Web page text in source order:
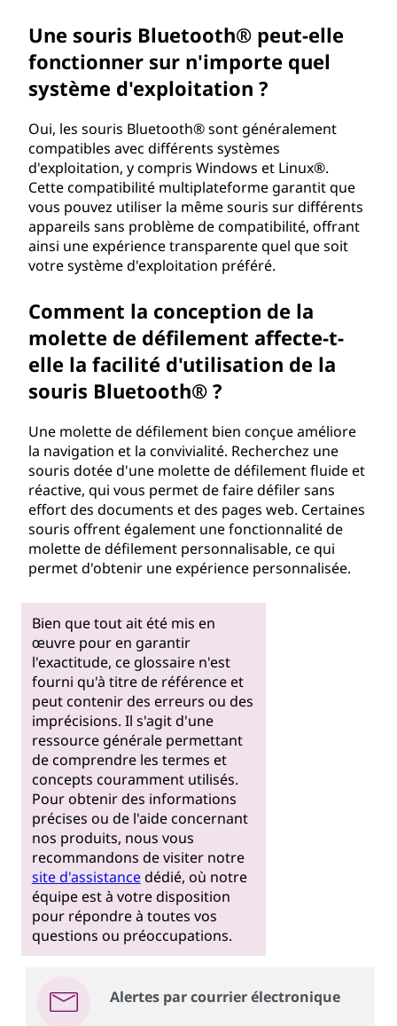
Une souris Bluetooth® peut-elle
fonctionner sur n'importe quel
système d'exploitation ?
Oui, les souris Bluetooth® sont généralement
compatibles avec différents systèmes
d'exploitation, y compris Windows et Linux®.
Cette compatibilité multiplateforme garantit que
vous pouvez utiliser la même souris sur différents
appareils sans problème de compatibilité, offrant
ainsi une expérience transparente quel que soit
votre système d'exploitation préféré.
Comment la conception de la
molette de défilement affecte-t-
elle la facilité d'utilisation de la
souris Bluetooth® ?
Une molette de défilement bien conçue améliore
la navigation et la convivialité. Recherchez une
souris dotée d'une molette de défilement fluide et
réactive, qui vous permet de faire défiler sans
effort des documents et des pages web. Certaines
souris offrent également une fonctionnalité de
molette de défilement personnalisable, ce qui
permet d'obtenir une expérience personnalisée.
Bien que tout ait été mis en
œuvre pour en garantir
l'exactitude, ce glossaire n'est
fourni qu'à titre de référence et
peut contenir des erreurs ou des
imprécisions. Il s'agit d'une
ressource générale permettant
de comprendre les termes et
concepts couramment utilisés.
Pour obtenir des informations
précises ou de l'aide concernant
nos produits, nous vous
recommandons de visiter notre
site d'assistancedédié, où notre
équipe est à votre disposition
pour répondre à toutes vos
questions ou préoccupations.
Alertes par courrier électronique